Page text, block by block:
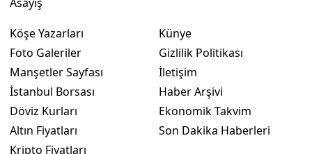
Karaman
Kırıkkale
Köşe Yazarları
Foto Galeriler
Manşetler Sayfası
İstanbul Borsası
Döviz Kurları
Altın Fiyatları
Kripto Fiyatları
Künye
Gizlilik Politikası
İletişim
Haber Arşivi
Ekonomik Takvim
Son Dakika Haberleri